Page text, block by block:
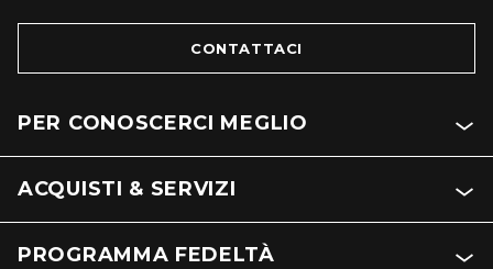
CONTATTACI
PER CONOSCERCI MEGLIO
ACQUISTI & SERVIZI
PROGRAMMA FEDELTÀ